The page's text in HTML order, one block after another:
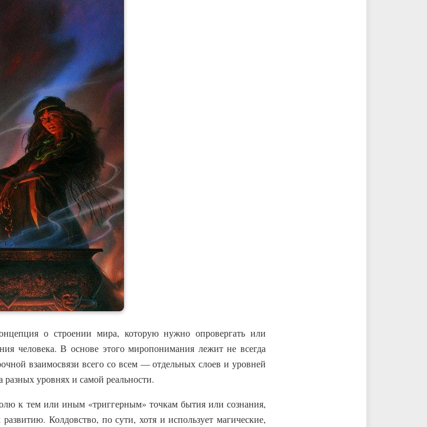
о строении мира, которую нужно опровергать или
человека. В основе этого миропонимания лежит не всегда
взаимосвязи всего со всем — отдельных слоев и уровней
уровнях и самой реальности.
к тем или иным «триггерным» точкам бытия или сознания,
Колдовство, по сути, хотя и использует магические,